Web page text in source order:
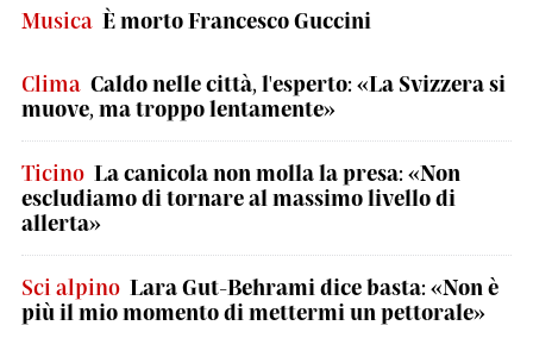
Musica È morto Francesco Guccini
Clima Caldo nelle città, l'esperto: «La Svizzera si
muove, ma troppo lentamente»
Ticino La canicola non molla la presa: «Non
escludiamo di tornare al massimo livello di
allerta»
Sci alpino Lara Gut-Behrami dice basta: «Non è
più il mio momento di mettermi un pettorale»